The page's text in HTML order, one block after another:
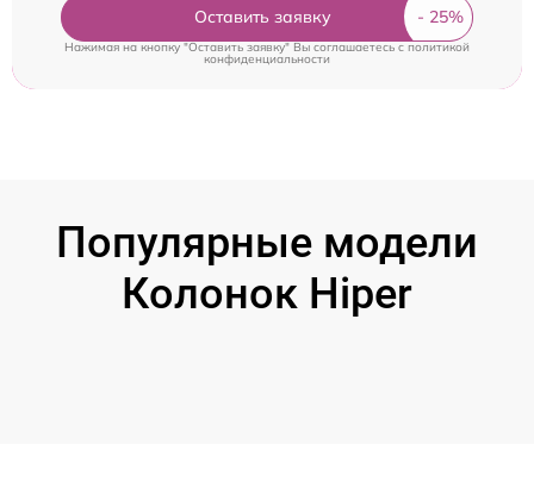
Оставить заявку
Нажимая на кнопку "Оставить заявку" Вы соглашаетесь cполитикой
конфиденциальности
Популярные модели
Колонок Hiper